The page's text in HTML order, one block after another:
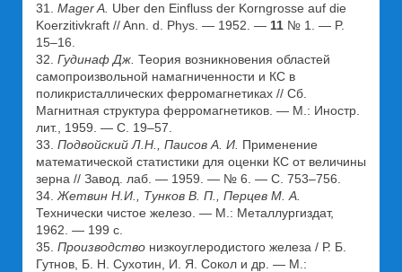
31. Mager A. Uber den Einfluss der Korngrosse auf die
Koerzitivkraft // Ann. d. Phys. — 1952. — 11 № 1. — P.
15–16.
32. Гудинаф Дж. Теория возникновения областей
самопроизвольной намагниченности и КС в
поликристаллических ферромагнетиках // Сб.
Магнитная структура ферромагнетиков. — М.: Иностр.
лит., 1959. — С. 19–57.
33. Подвойский Л.Н., Паисов А. И. Применение
математической статистики для оценки КС от величины
зерна // Завод. лаб. — 1959. — № 6. — С. 753–756.
34. Жетвин Н.И., Тунков В. П., Перцев М. А.
Технически чистое железо. — М.: Металлургиздат,
1962. — 199 с.
35. Производство низкоуглеродистого железа / Р. Б.
Гутнов, Б. Н. Сухотин, И. Я. Сокол и др. — М.: